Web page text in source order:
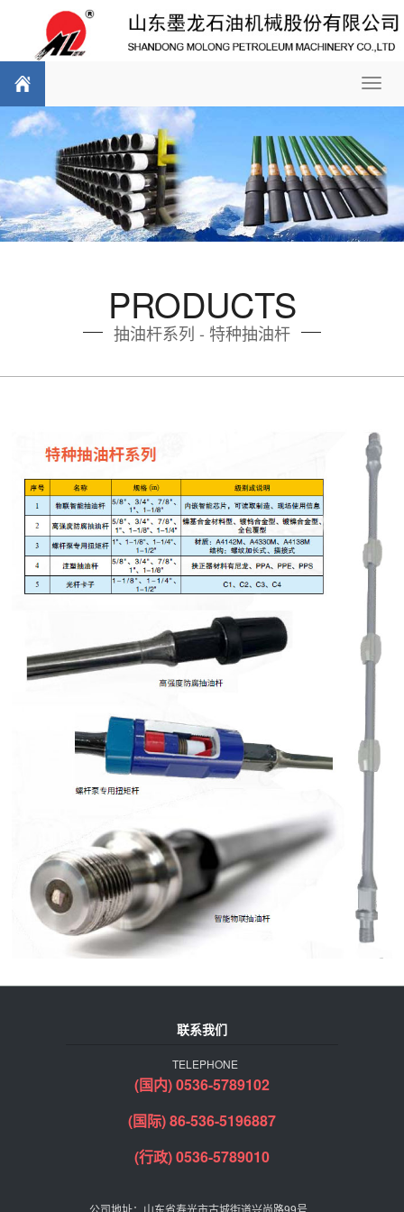
PRODUCTS
抽油杆系列 - 特种抽油杆
联系我们
TELEPHONE
(国内) 0536-5789102
(国际) 86-536-5196887
(行政) 0536-5789010
公司地址：山东省寿光市古城街道兴尚路99号